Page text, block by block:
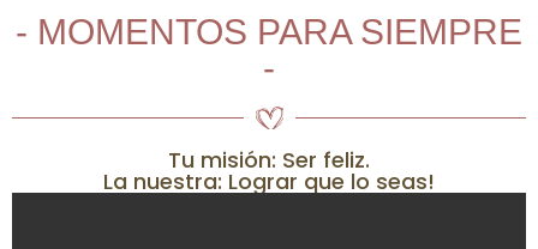
- MOMENTOS PARA SIEMPRE
-
Tu misión: Ser feliz.
La nuestra: Lograr que lo seas!